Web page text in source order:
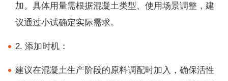
加。具体用量需根据混凝土类型、使用场景调整，建
议通过小试确定实际需求。
2. 添加时机：
建议在混凝土生产阶段的原料调配时加入，确保活性